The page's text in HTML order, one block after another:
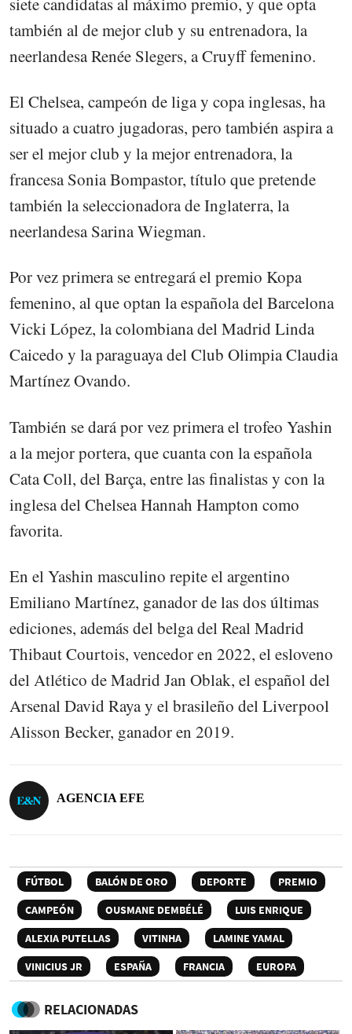
también al de mejor club y su entrenadora, la
neerlandesa Renée Slegers, a Cruyff femenino.
El Chelsea, campeón de liga y copa inglesas, ha
situado a cuatro jugadoras, pero también aspira a
ser el mejor club y la mejor entrenadora, la
francesa Sonia Bompastor, título que pretende
también la seleccionadora de Inglaterra, la
neerlandesa Sarina Wiegman.
Por vez primera se entregará el premio Kopa
femenino, al que optan la española del Barcelona
Vicki López, la colombiana del Madrid Linda
Caicedo y la paraguaya del Club Olimpia Claudia
Martínez Ovando.
También se dará por vez primera el trofeo Yashin
a la mejor portera, que cuanta con la española
Cata Coll, del Barça, entre las finalistas y con la
inglesa del Chelsea Hannah Hampton como
favorita.
En el Yashin masculino repite el argentino
Emiliano Martínez, ganador de las dos últimas
ediciones, además del belga del Real Madrid
Thibaut Courtois, vencedor en 2022, el esloveno
del Atlético de Madrid Jan Oblak, el español del
Arsenal David Raya y el brasileño del Liverpool
Alisson Becker, ganador en 2019.
AGENCIA EFE
FÚTBOL BALÓN DE ORO DEPORTE
PREMIO
CAMPEÓN
OUSMANE DEMBÉLÉ
LUIS ENRIQUE
ALEXIA PUTELLAS
VITINHA
LAMINE YAMAL
VINICIUS JR
ESPAÑA FRANCIA EUROPA
RELACIONADAS